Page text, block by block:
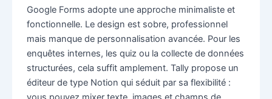
Google Forms adopte une approche minimaliste et
fonctionnelle. Le design est sobre, professionnel
mais manque de personnalisation avancée. Pour les
enquêtes internes, les quiz ou la collecte de données
structurées, cela suffit amplement. Tally propose un
éditeur de type Notion qui séduit par sa flexibilité :